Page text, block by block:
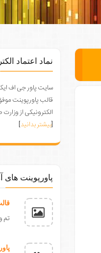
نماد اعتماد
سایت پاور جی اف
قالب پاورپوینت
الکترونیکی از
[بیشتر بدانید]
پاورپوینت های
تم